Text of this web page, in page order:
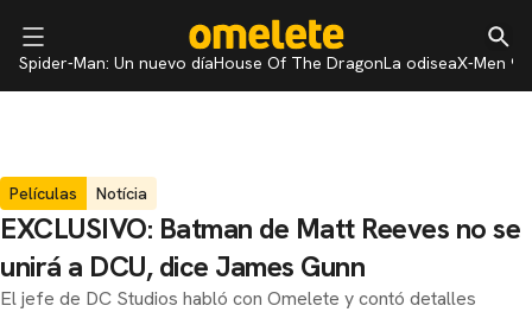
Spider-Man: Un nuevo díaHouse Of The DragonLa odiseaX-Men 97
Películas Notícia
EXCLUSIVO: Batman de Matt Reeves no se
unirá a DCU, dice James Gunn
El jefe de DC Studios habló con Omelete y contó detalles